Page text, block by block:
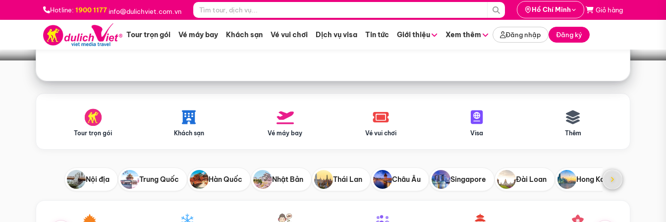
Hotline: 1900 1177 info@dulichviet.com.vn Hồ Chí Minh Giỏ hàng
Tour trọn gói Vé máy bay Khách sạn Vé vui chơi Dịch vụ visa Tin tức Giới thiệu Xem thêm Đăng nhập Đăng ký
Bạn muốn đi đâu? *
Tìm tour
Tour trọn gói Khách sạn Vé máy bay Vé vui chơi Visa Thêm
Nội địa Trung Quốc Hàn Quốc Nhật Bản Thái Lan Châu Âu Singapore Đài Loan Hong Kong